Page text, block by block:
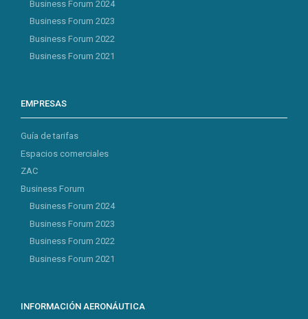
Business Forum 2024
Business Forum 2023
Business Forum 2022
Business Forum 2021
EMPRESAS
Guía de tarifas
Espacios comerciales
ZAC
Business Forum
Business Forum 2024
Business Forum 2023
Business Forum 2022
Business Forum 2021
INFORMACIÓN AERONÁUTICA